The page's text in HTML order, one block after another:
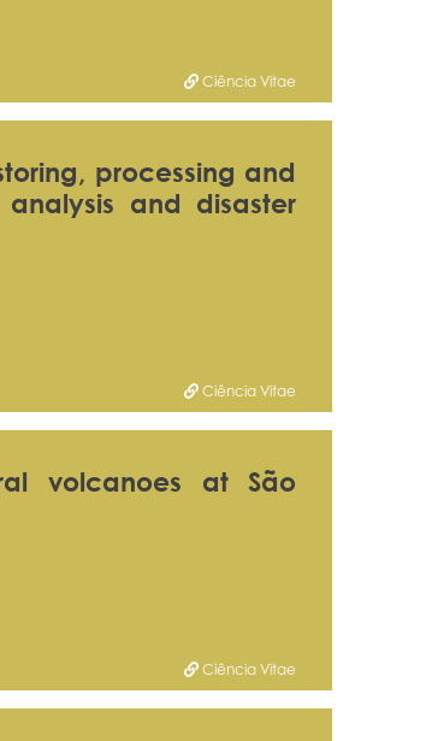
Ciência Vitae
processing and
and disaster
Ciência Vitae
volcanoes at São
Ciência Vitae